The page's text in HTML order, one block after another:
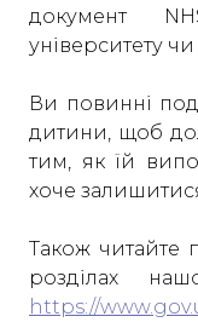
документ
університету
Ви повинні
дитини, щоб
тим, як їй
хоче
Також читайте
розділах
https://